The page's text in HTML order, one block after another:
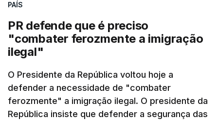
PAÍS
PR defende que é preciso
"combater ferozmente a imigração
ilegal"
O Presidente da República voltou hoje a
defender a necessidade de "combater
ferozmente" a imigração ilegal. O presidente da
República insiste que defender a segurança das